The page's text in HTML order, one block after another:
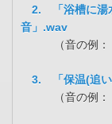
2. 「浴槽に湯
音」.wav
（音の例：「
3. 「保温(追い
（音の例：「